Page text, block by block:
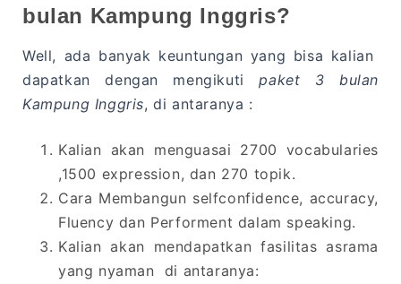
bulan Kampung Inggris?
Well, ada banyak keuntungan yang bisa kalian
dapatkan dengan mengikutipaket 3 bulan
Kampung Inggris, di antaranya :
Kalian akan menguasai 2700 vocabularies
,1500 expression, dan 270 topik.
Cara Membangun selfconfidence, accuracy,
Fluency dan Performent dalam speaking.
Kalian akan mendapatkan fasilitas asrama
yang nyaman di antaranya: